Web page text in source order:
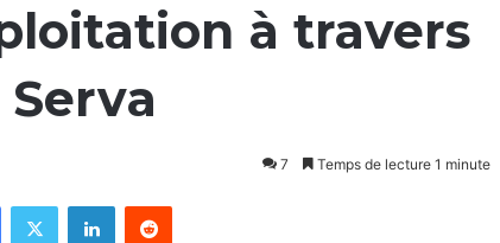
à travers
7 Temps de lecture 1 minute